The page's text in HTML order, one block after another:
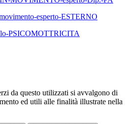
esperto-ESTERNO
PSICOMOTTRICITA
da questo utilizzati si avvalgono di
ed utili alle finalità illustrate nella